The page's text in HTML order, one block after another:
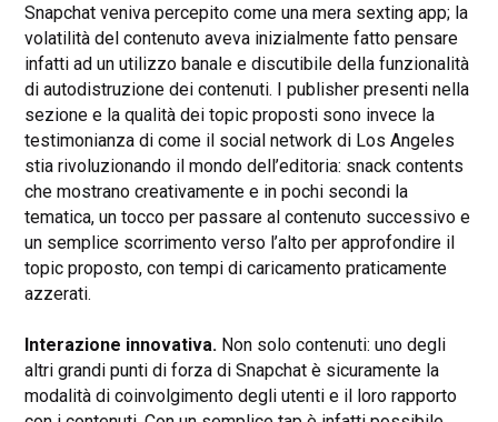
Snapchat veniva percepito come una mera sexting app; la
volatilità del contenuto aveva inizialmente fatto pensare
infatti ad un utilizzo banale e discutibile della funzionalità
di autodistruzione dei contenuti. I publisher presenti nella
sezione e la qualità dei topic proposti sono invece la
testimonianza di come il social network di Los Angeles
stia rivoluzionando il mondo dell’editoria: snack contents
che mostrano creativamente e in pochi secondi la
tematica, un tocco per passare al contenuto successivo e
un semplice scorrimento verso l’alto per approfondire il
topic proposto, con tempi di caricamento praticamente
azzerati.
Interazione innovativa. Non solo contenuti: uno degli
altri grandi punti di forza di Snapchat è sicuramente la
modalità di coinvolgimento degli utenti e il loro rapporto